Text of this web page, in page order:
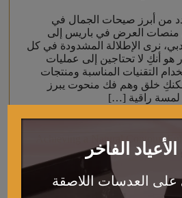
من أبرز صيحات الجمال في
منصات العرض في باريس إلى
نرى الإطلالة المشدودة في كل
أنكِ لا تحتاجين إلى عمليات
التقنيات المناسبة ومنتجات
خلق وهم فك منحوت يبرز
راقية […]
الفاخر
العدسات اللاصقة